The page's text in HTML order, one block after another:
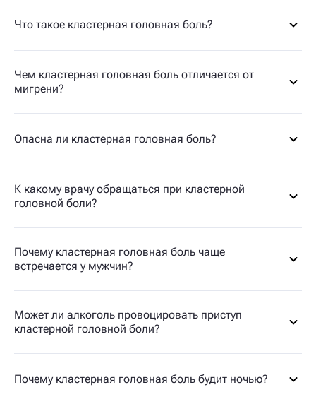
Что такое кластерная головная боль?
Чем кластерная головная боль отличается от
мигрени?
Опасна ли кластерная головная боль?
К какому врачу обращаться при кластерной
головной боли?
Почему кластерная головная боль чаще
встречается у мужчин?
Может ли алкоголь провоцировать приступ
кластерной головной боли?
Почему кластерная головная боль будит ночью?